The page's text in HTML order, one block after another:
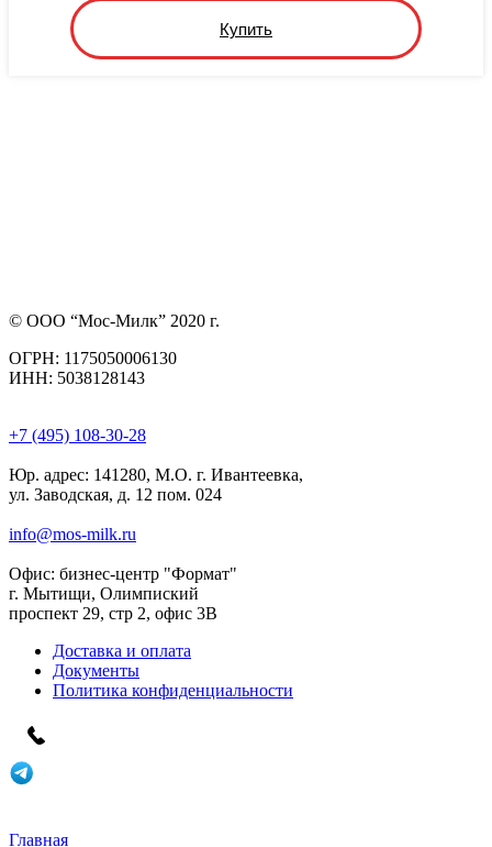
Купить
© ООО “Мос-Милк” 2020 г.
ОГРН: 1175050006130
ИНН: 5038128143
+7 (495) 108-30-28
Юр. адрес: 141280, М.О. г. Ивантеевка,
ул. Заводская, д. 12 пом. 024
info@mos-milk.ru
Офис: бизнес-центр "Формат"
г. Мытищи, Олимпиский
проспект 29, стр 2, офис 3B
Доставка и оплата
Документы
Политика конфиденциальности
Главная